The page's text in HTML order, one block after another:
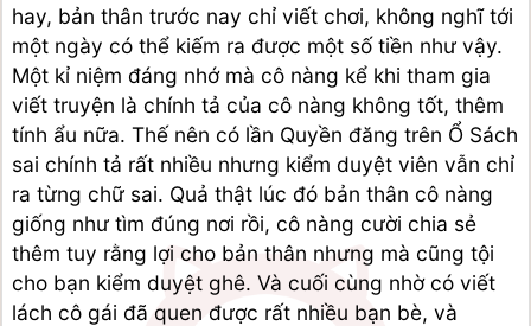
hay, bản thân trước nay chỉ viết chơi, không nghĩ tới
một ngày có thể kiếm ra được một số tiền như vậy.
Một kỉ niệm đáng nhớ mà cô nàng kể khi tham gia
viết truyện là chính tả của cô nàng không tốt, thêm
tính ẩu nữa. Thế nên có lần Quyền đăng trên Ổ Sách
sai chính tả rất nhiều nhưng kiểm duyệt viên vẫn chỉ
ra từng chữ sai. Quả thật lúc đó bản thân cô nàng
giống như tìm đúng nơi rồi, cô nàng cười chia sẻ
thêm tuy rằng lợi cho bản thân nhưng mà cũng tội
cho bạn kiểm duyệt ghê. Và cuối cùng nhờ có viết
lách cô gái đã quen được rất nhiều bạn bè, và